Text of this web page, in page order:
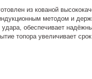
из кованой
методом и
обеспечивает
топора увеличивает